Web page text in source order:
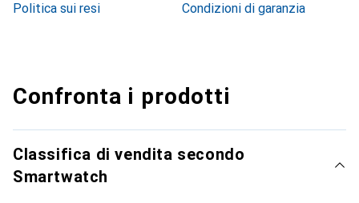
Politica sui resi
Condizioni di garanzia
Confronta i prodotti
Classifica di vendita secondo
Smartwatch